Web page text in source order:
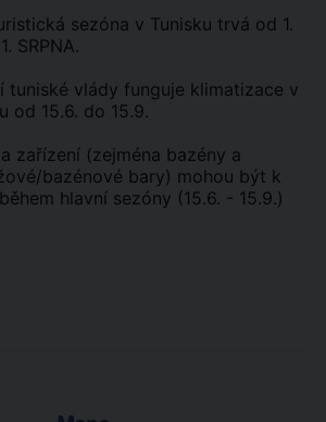
sezóna v Tunisku trvá od 1.
SRPNA.
tuniské vlády funguje klimatizace v
od 15.6. do 15.9.
zařízení (zejména bazény a
bazénové bary) mohou být k
hlavní sezóny (15.6. - 15.9.)